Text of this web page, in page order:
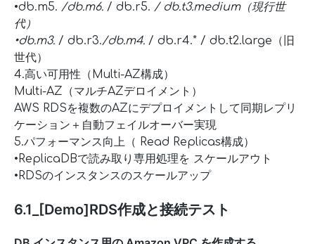
•db.m5. /db.m6. / db.r5. / db.t3.medium（現行世
代）
•db.m3. / db.r3./db.m4. / db.r4.* / db.t2.large（旧
世代）
4.高い可用性（Multi-AZ構成）
Multi-AZ（マルチAZデロイメント）
AWS RDSを複数のAZにデプロイメントして同期レプリ
ケーション＋自動フェイルオーバー実現
5.パフォーマンス向上（ Read Replicas構成）
•ReplicaDBで読み取り専用処理を スケールアウト
•RDSのインスタンスのスケールアップ
6.1_[Demo]RDS作成と接続テスト